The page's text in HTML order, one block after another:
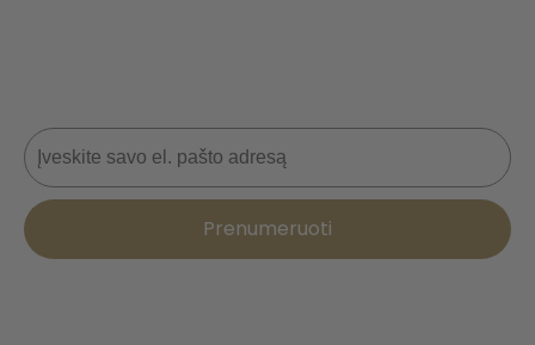
El. paštas
Prenumeruoti